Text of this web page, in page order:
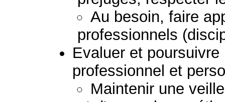
Au besoin, faire
professionnels
Evaluer et
professionnel et
Maintenir une